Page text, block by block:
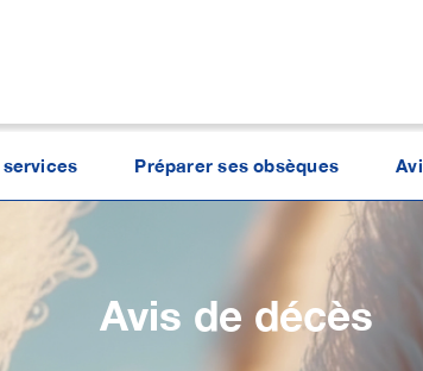
services Préparer ses obsèques
Avis de décès